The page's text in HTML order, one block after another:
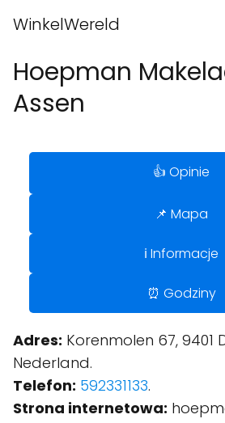
WinkelWereld
Hoepman
Assen
👍 Opinie
📌 Mapa
ℹ️ Informacje
⏰ Godziny
Adres: Korenmolen 67, 9401
Nederland.
Telefon: 592331133.
Strona internetowa: